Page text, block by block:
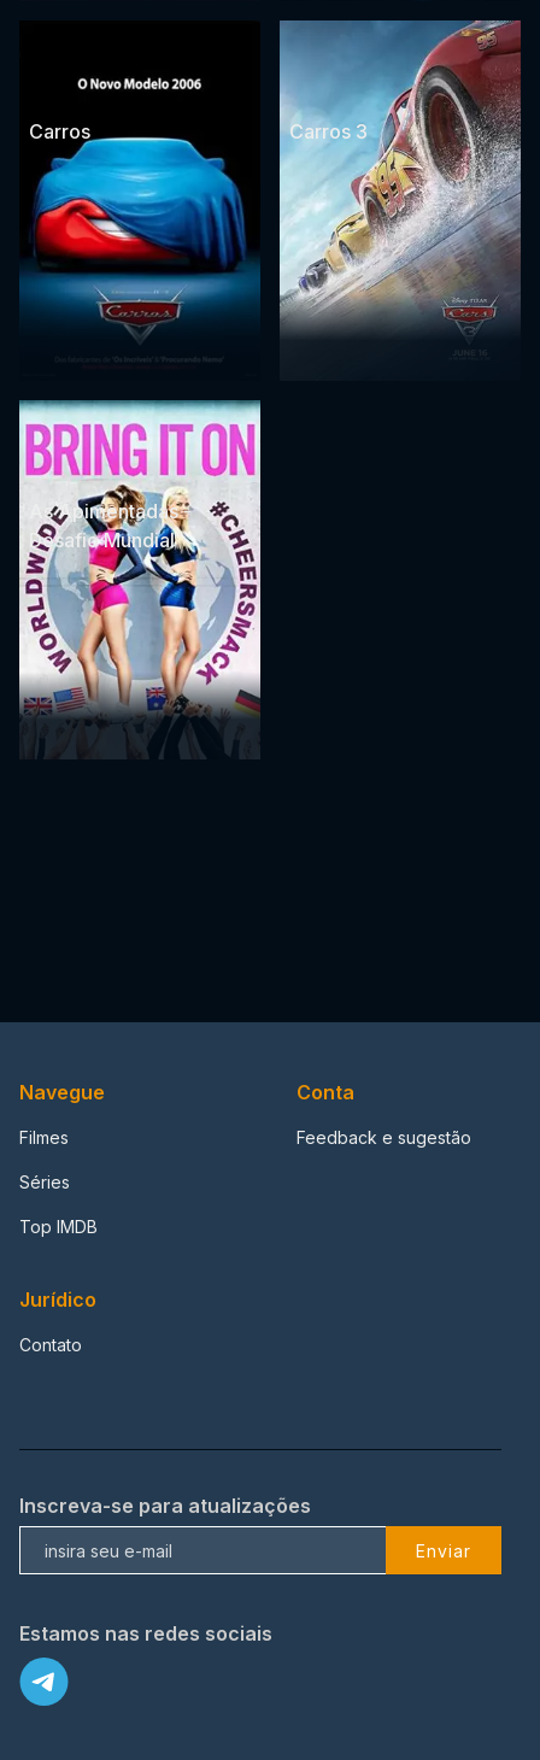
Carros Carros 3
As Apimentadas -
Desafio Mundial
Navegue
Filmes
Séries
Top IMDB
Conta
Feedback e sugestão
Jurídico
Contato
Inscreva-se para atualizações
Enviar
Estamos nas redes sociais